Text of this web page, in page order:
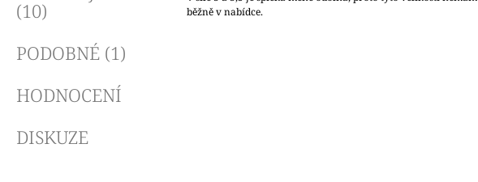
(10)
PODOBNÉ (1)
HODNOCENÍ
DISKUZE
běžně v nabídce.